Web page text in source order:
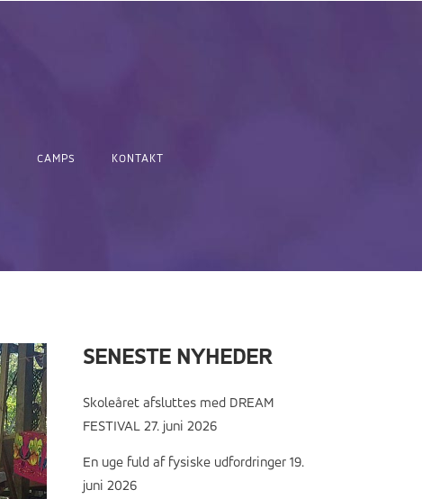
CAMPS KONTAKT
SENESTE NYHEDER
Skoleåret afsluttes med DREAM
FESTIVAL 27. juni 2026
En uge fuld af fysiske udfordringer 19.
juni 2026